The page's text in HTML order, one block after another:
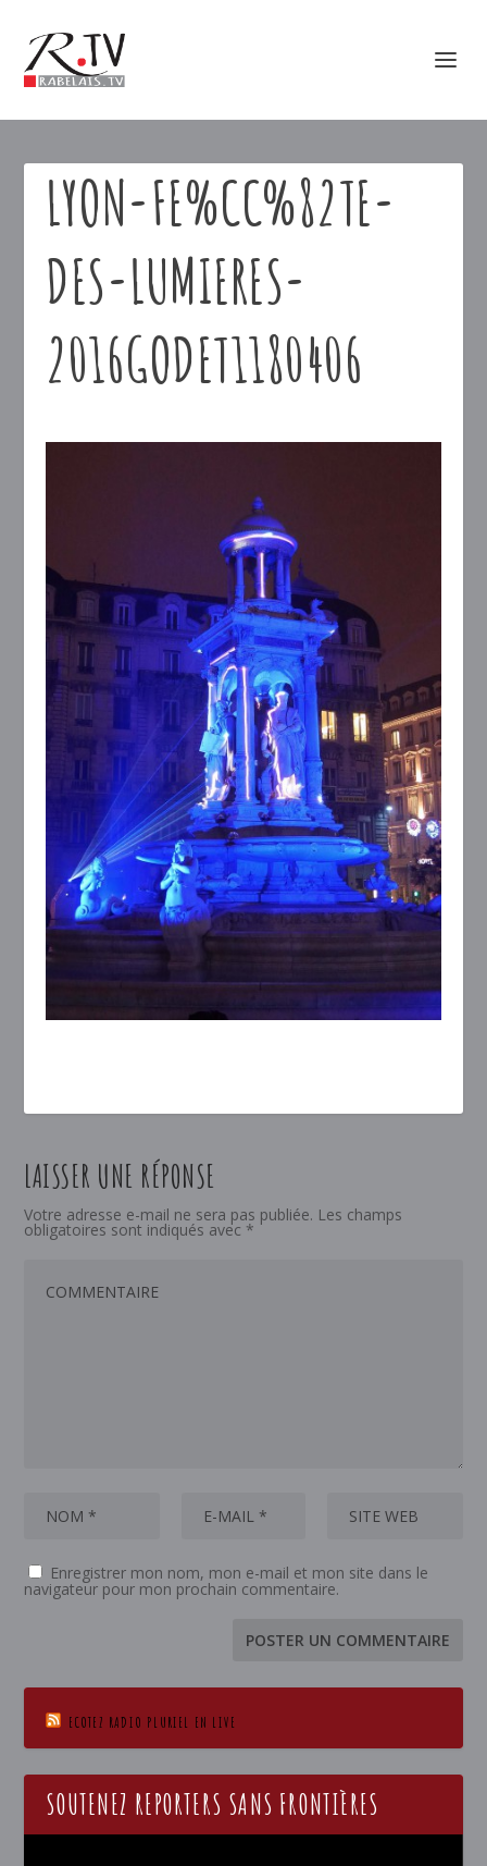
LYON-FE%CC%82TE-
DES-LUMIERES-
2016GODET1180406
LAISSER UNE RÉPONSE
Votre adresse e-mail ne sera pas publiée. Les champs
obligatoires sont indiqués avec *
Enregistrer mon nom, mon e-mail et mon site dans le
navigateur pour mon prochain commentaire.
ECOTEZ RADIO PLURIEL EN LIVE
SOUTENEZ REPORTERS SANS FRONTIÈRES